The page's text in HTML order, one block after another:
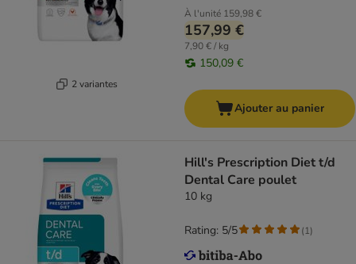
2 variantes
À l'unité 159,98 €
157,99 €
7,90 € / kg
150,09 €
Ajouter au panier
Hill's Prescription Diet t/d
Dental Care poulet
10 kg
Rating: 5/5 (1)